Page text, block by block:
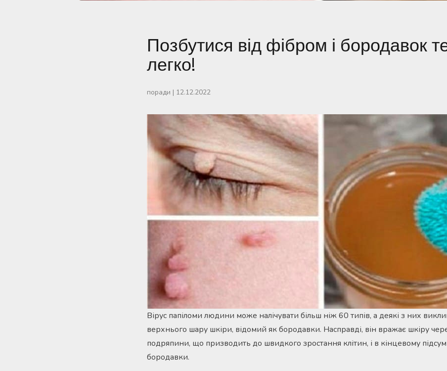
Позбутися від фібром і бородавок
легко!
поради | 12.12.2022
Вірус папіломи людини може налічувати більш ніж 60 типів, а деякі з них
верхнього шару шкіри, відомий як бородавки. Насправді, він вражає шкіру
подряпини, що призводить до швидкого зростання клітин, і в кінцевому
бородавки.